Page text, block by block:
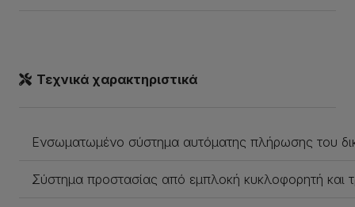
Τεχνικά χαρακτηριστικά
Ενσωματωμένο σύστημα αυτόματης πλήρωσης του
Σύστημα προστασίας από εμπλοκή κυκλοφορητή και